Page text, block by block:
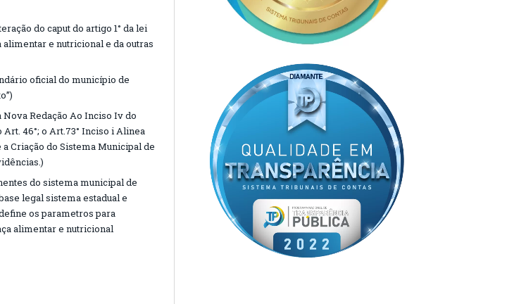
do caput do artigo 1° da lei
alimentar e nutricional e da outras
oficial do município de
Nova Redação Ao Inciso Iv do
46°; o Art.73° Inciso i Alinea
Criação do Sistema Municipal de
do sistema municipal de
legal sistema estadual e
os parametros para
alimentar e nutricional